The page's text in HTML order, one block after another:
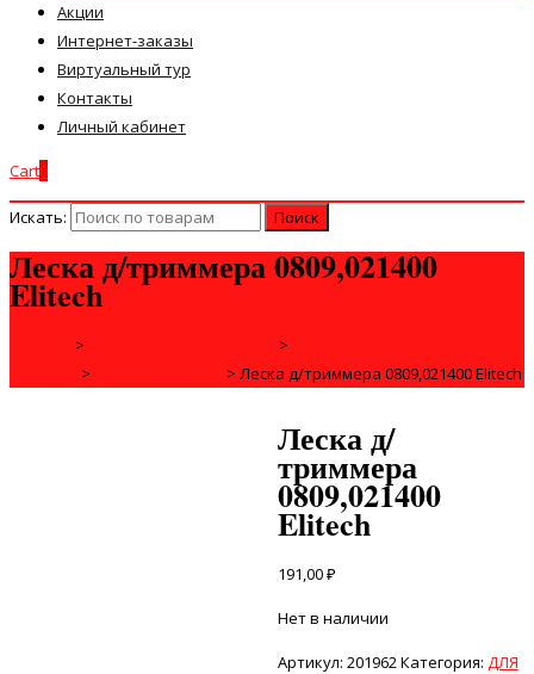
Акции
Интернет-заказы
Виртуальный тур
Контакты
Личный кабинет
Cart
Искать:
Леска д/триммера 0809,021400
Elitech
> >
> > Леска д/триммера 0809,021400 Elitech
Леска д/
триммера
0809,021400
Elitech
191,00₽
Нет в наличии
Артикул: 201962Категория: ДЛЯ